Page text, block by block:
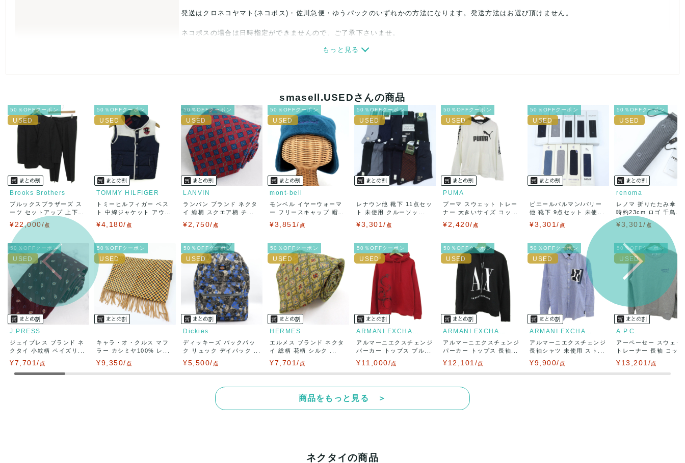
発送はクロネコヤマト(ネコポス)・佐川急便・ゆうパックのいずれかの方法になります。発送方法はお選び頂けません。
ネコポスの場合は日時指定ができませんので、ご了承下さいませ。
USED品に関しましては、見る方によって状態の価値観が異なりますので、トラブルを避けるため、神経質な方や完璧な商品を求められる方は御購
また商品には細心の注意をはらっておりますが、何かございましたら、レビュー記載前に必ずコメント欄よりご連絡お願い致します。対応できるこ
とがあれば、誠意をもって対応致します。
また並行輸入品もございますので、真贋方法などお答えできない場合もございます。
万が一、購入後に偽造品等が発覚しましたら、返品・返金にて対応致しますので、ご連絡お願い致します。
決済方法 クレジットカード、メルペイ、銀行振込、PayPay、コンビニ払い
出荷 送料： ¥1,650(見込み)
送料表を確認する
出荷目安：5営業日以内
出荷予定日：なるべく最短で発送致します。
もっと見る
smasell.USEDさんの商品
50％OFFクーポン
Brooks Brothers
ブルックスブラザーズ ス
ーツ セットアップ 上下
¥22,000/点
50％OFFクーポン
TOMMY HILFIGER
トミーヒルフィガー ベス
ト 中綿ジャケット アウ
¥4,180/ 点
50％OFFクーポン
LANVIN
ランバン ブランド ネクタ
イ 総柄 スクエア柄 チ...
¥2,750/ 点
50％OFFクーポン
mont-bell
モンベル イヤーウォーマ
ー フリースキャップ 帽
¥3,851/ 点
50％OFFクーポン
レナウン他 靴下 11点セッ
ト 未使用 クルーソッ...
¥3,301/ 点
50％OFFクーポン
PUMA
プーマ スウェット トレー
ナー 大きいサイズ コッ...
¥2,420/ 点
50％OFFクーポン
ピエールバルマン/バリー
他 靴下 9点セット 未使...
¥3,301/ 点
50％OFFクーポン
renoma
レノマ 折りたたみ傘
時約23cm ロゴ 千鳥...
¥3,301/ 点
50％OFFクーポン
J.PRESS
ジェイプレス ブランド ネ
クタイ 小紋柄 ペイズリ...
¥7,701/ 点
50％OFFクーポン
キャラ・オ・クルス マフ
ラー カシミヤ100% レ...
¥9,350/ 点
50％OFFクーポン
Dickies
ディッキーズ バックパッ
ク リュック デイパック ...
¥5,500/ 点
50％OFFクーポン
HERMES
エルメス ブランド ネクタ
イ 総柄 花柄 シルク ...
¥7,701/ 点
50％OFFクーポン
アルマーニエクスチェンジ
パーカー トップス プル...
¥11,000/点
50％OFFクーポン
アルマーニエクスチェンジ
パーカー トップス 長袖...
¥12,101/点
50％OFFクーポン
アルマーニエクスチェンジ
長袖シャツ 未使用 スト...
¥9,900/ 点
50％OFFクーポン
A.P.C.
アーペーセー スウェッ
トレーナー 長袖 コッ
¥13,201/点
商品をもっと見る ＞
ネクタイの商品